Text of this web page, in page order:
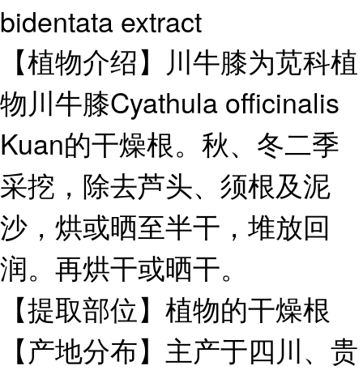
bidentata extract
【植物介绍】川牛膝为苋科植
物川牛膝Cyathula officinalis
Kuan的干燥根。秋、冬二季
采挖，除去芦头、须根及泥
沙，烘或晒至半干，堆放回
润。再烘干或晒干。
【提取部位】植物的干燥根
【产地分布】主产于四川、贵